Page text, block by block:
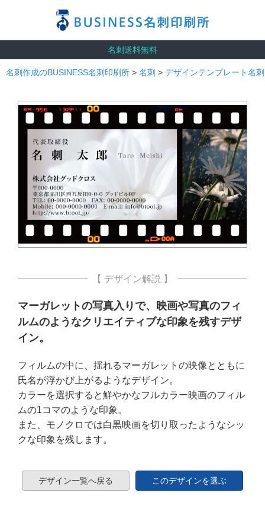
名刺送料無料
名刺作成のBUSINESS名刺印刷所 > 名刺 > デザインテンプレート名刺
【 デザイン解説 】
マーガレットの写真入りで、映画や写真のフィ
ルムのようなクリエイティブな印象を残すデザ
イン。
フィルムの中に、揺れるマーガレットの映像とともに
氏名が浮かび上がるようなデザイン。
カラーを選択すると鮮やかなフルカラー映画のフィル
ムの1コマのような印象。
また、モノクロでは白黒映画を切り取ったようなシッ
クな印象を残します。
デザイン一覧へ戻る このデザインを選ぶ